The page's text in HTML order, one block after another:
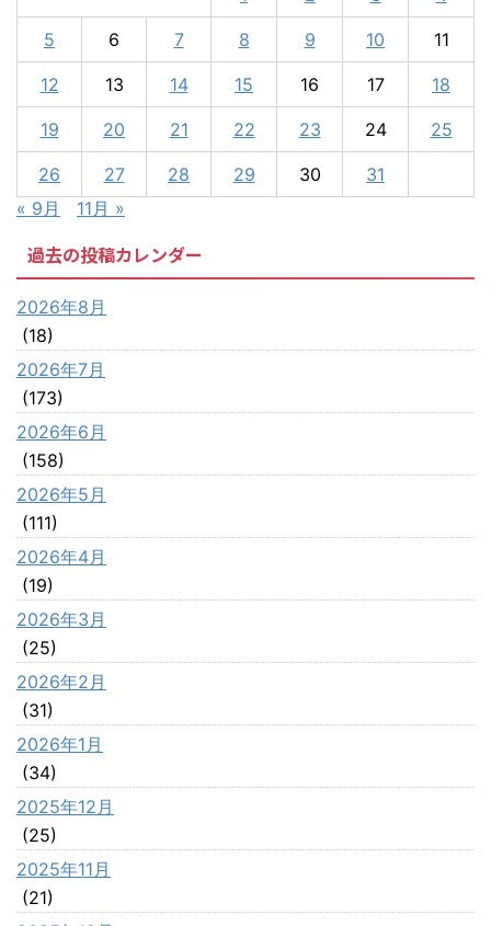
5 6 7 8 9 10 11
12 13 14 15 16 17 18
19 20 21 22 23 24 25
26 27 28 29 30
31
« 9月
11月 »
過去の投稿カレンダー
2026年8月
(18)
2026年7月
(173)
2026年6月
(158)
2026年5月
(111)
2026年4月
(19)
2026年3月
(25)
2026年2月
(31)
2026年1月
(34)
2025年12月
(25)
2025年11月
(21)